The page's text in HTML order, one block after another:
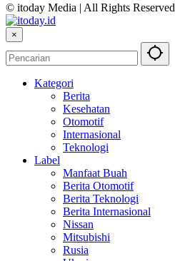
© itoday Media | All Rights Reserved
×
Kategori
Berita
Kesehatan
Otomotif
Internasional
Teknologi
Label
Manfaat Buah
Berita Otomotif
Berita Teknologi
Berita Internasional
Nissan
Mitsubishi
Rusia